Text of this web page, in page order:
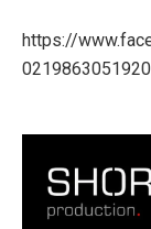
https://